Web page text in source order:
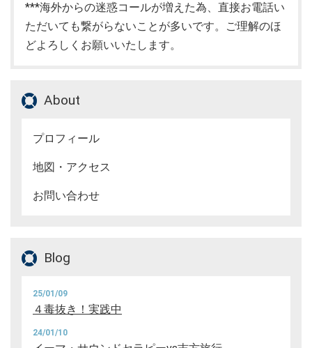
***海外からの迷惑コールが増えた為、直接お電話い
ただいても繋がらないことが多いです。ご理解のほ
どよろしくお願いいたします。
About
プロフィール
地図・アクセス
お問い合わせ
Blog
25/01/09
４毒抜き！実践中
24/01/10